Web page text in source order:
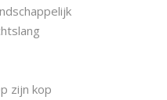
zijn kop